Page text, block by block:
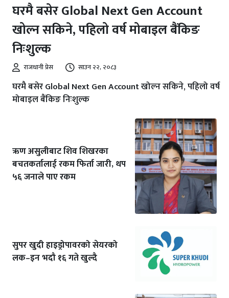
घरमै बसेर Global Next Gen Account
खोल्न सकिने, पहिलो वर्ष मोबाइल बैंकिङ
निःशुल्क
राजधानी प्रेस साउन २२, २०८३
घरमै बसेर Global Next Gen Account खोल्न सकिने, पहिलो वर्ष
मोबाइल बैंकिङ निःशुल्क
ऋण असुलीबाट शिव शिखरका
बचतकर्तालाई रकम फिर्ता जारी, थप
५६ जनाले पाए रकम
सुपर खुदी हाइड्रोपावरको सेयरको
लक–इन भदौ १६ गते खुल्दै